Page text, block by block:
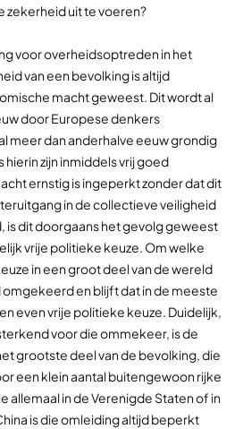
zekerheid uit te voeren?
voor overheidsoptreden in het
van een bevolking is altijd
macht geweest. Dit wordt al
door Europese denkers
meer dan anderhalve eeuw grondig
zijn inmiddels vrij goed
ernstig is ingeperkt zonder dat dit
in de collectieve veiligheid
is dit doorgaans het gevolg geweest
vrije politieke keuze. Om welke
in een groot deel van de wereld
en blijft dat in de meeste
even vrije politieke keuze. Duidelijk,
voor die ommekeer, is de
grootste deel van de bevolking, die
een klein aantal buitengewoon rijke
allemaal in de Verenigde Staten of in
is die omleiding altijd beperkt